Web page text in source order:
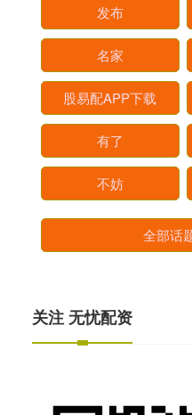
发布
名家
股易配APP下载
有了
不妨
全部话
关注 无忧配资